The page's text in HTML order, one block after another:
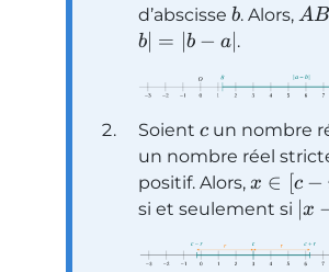
d’abscisse b. Alors, AB
b = b − a .
Soient c un nombre
un nombre réel
positif. Alors, x ∈ [c −
si et seulement si x